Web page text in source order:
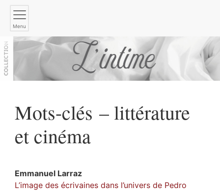
Menu
Mots-clés – littérature
et cinéma
Emmanuel Larraz
L’image des écrivaines dans l’univers de Pedro